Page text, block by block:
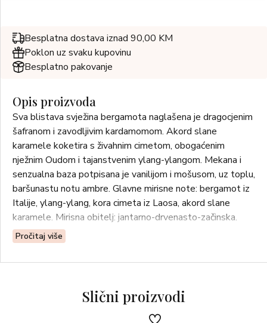
Besplatna dostava iznad 90,00 KM
Poklon uz svaku kupovinu
Besplatno pakovanje
Opis proizvoda
Sva blistava svježina bergamota naglašena je dragocjenim
šafranom i zavodljivim kardamomom. Akord slane
karamele koketira s živahnim cimetom, obogaćenim
nježnim Oudom i tajanstvenim ylang-ylangom. Mekana i
senzualna baza potpisana je vanilijom i mošusom, uz toplu,
baršunastu notu ambre. Glavne mirisne note: bergamot iz
Italije, ylang-ylang, kora cimeta iz Laosa, akord slane
karamele. Mirisna obitelj: jantarno-drvenasto-začinska.
Pročitaj više
Slični proizvodi